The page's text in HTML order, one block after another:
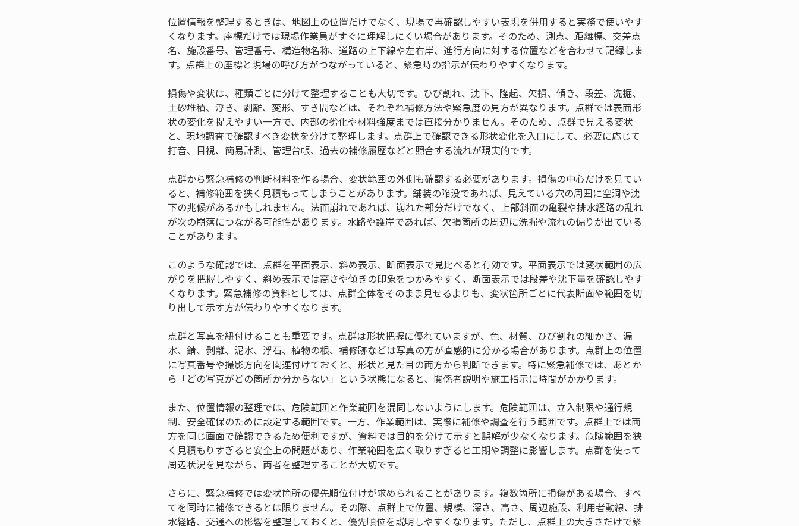
位置情報を整理するときは、地図上の位置だけでなく、現場で再確認しやすい表現を併用すると実務で使いやす
くなります。座標だけでは現場作業員がすぐに理解しにくい場合があります。そのため、測点、距離標、交差点
名、施設番号、管理番号、構造物名称、道路の上下線や左右岸、進行方向に対する位置などを合わせて記録しま
す。点群上の座標と現場の呼び方がつながっていると、緊急時の指示が伝わりやすくなります。
損傷や変状は、種類ごとに分けて整理することも大切です。ひび割れ、沈下、隆起、欠損、傾き、段差、洗掘、
土砂堆積、浮き、剥離、変形、すき間などは、それぞれ補修方法や緊急度の見方が異なります。点群では表面形
状の変化を捉えやすい一方で、内部の劣化や材料強度までは直接分かりません。そのため、点群で見える変状
と、現地調査で確認すべき変状を分けて整理します。点群上で確認できる形状変化を入口にして、必要に応じて
打音、目視、簡易計測、管理台帳、過去の補修履歴などと照合する流れが現実的です。
点群から緊急補修の判断材料を作る場合、変状範囲の外側も確認する必要があります。損傷の中心だけを見てい
ると、補修範囲を狭く見積もってしまうことがあります。舗装の陥没であれば、見えている穴の周囲に空洞や沈
下の兆候があるかもしれません。法面崩れであれば、崩れた部分だけでなく、上部斜面の亀裂や排水経路の乱れ
が次の崩落につながる可能性があります。水路や護岸であれば、欠損箇所の周辺に洗掘や流れの偏りが出ている
ことがあります。
このような確認では、点群を平面表示、斜め表示、断面表示で見比べると有効です。平面表示では変状範囲の広
がりを把握しやすく、斜め表示では高さや傾きの印象をつかみやすく、断面表示では段差や沈下量を確認しやす
くなります。緊急補修の資料としては、点群全体をそのまま見せるよりも、変状箇所ごとに代表断面や範囲を切
り出して示す方が伝わりやすくなります。
点群と写真を紐付けることも重要です。点群は形状把握に優れていますが、色、材質、ひび割れの細かさ、漏
水、錆、剥離、泥水、浮石、植物の根、補修跡などは写真の方が直感的に分かる場合があります。点群上の位置
に写真番号や撮影方向を関連付けておくと、形状と見た目の両方から判断できます。特に緊急補修では、あとか
ら「どの写真がどの箇所か分からない」という状態になると、関係者説明や施工指示に時間がかかります。
また、位置情報の整理では、危険範囲と作業範囲を混同しないようにします。危険範囲は、立入制限や通行規
制、安全確保のために設定する範囲です。一方、作業範囲は、実際に補修や調査を行う範囲です。点群上では両
方を同じ画面で確認できるため便利ですが、資料では目的を分けて示すと誤解が少なくなります。危険範囲を狭
く見積もりすぎると安全上の問題があり、作業範囲を広く取りすぎると工期や調整に影響します。点群を使って
周辺状況を見ながら、両者を整理することが大切です。
さらに、緊急補修では変状箇所の優先順位付けが求められることがあります。複数箇所に損傷がある場合、すべ
てを同時に補修できるとは限りません。その際、点群上で位置、規模、深さ、高さ、周辺施設、利用者動線、排
水経路、交通への影響を整理しておくと、優先順位を説明しやすくなります。ただし、点群上の大きさだけで緊